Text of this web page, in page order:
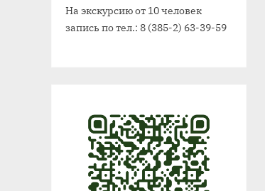
На экскурсию от 10 человек
запись по тел.: 8 (385-2) 63-39-59